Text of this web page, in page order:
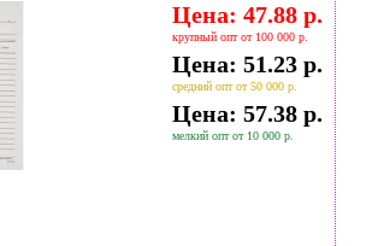
Цена: 47.88 р.
крупный опт от 100 000 р.
Цена: 51.23 р.
средний опт от 50 000 р.
Цена: 57.38 р.
мелкий опт от 10 000 р.